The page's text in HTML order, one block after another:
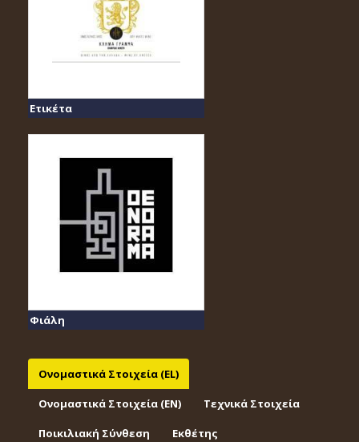
Ετικέτα
Φιάλη
Ονομαστικά Στοιχεία (EL)
Ονομαστικά Στοιχεία (EΝ) Τεχνικά Στοιχεία
Ποικιλιακή Σύνθεση Εκθέτης